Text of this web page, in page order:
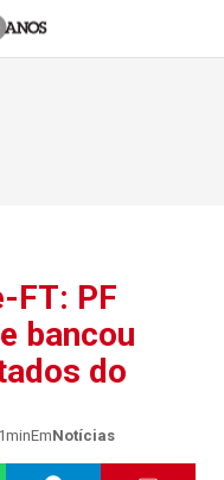
FT: PF
bancou
do
EmNotícias